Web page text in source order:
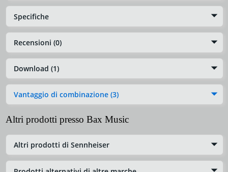
Specifiche
Recensioni (0)
Download (1)
Vantaggio di combinazione (3)
Altri prodotti presso Bax Music
Altri prodotti di Sennheiser